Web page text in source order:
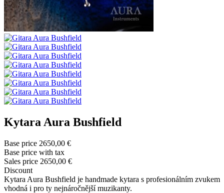
Kytara Aura Bushfield
Base price 2650,00 €
Base price with tax
Sales price 2650,00 €
Discount
Kytara Aura Bushfield je handmade kytara s profesionálním zvukem
vhodná i pro ty nejnáročnější muzikanty.